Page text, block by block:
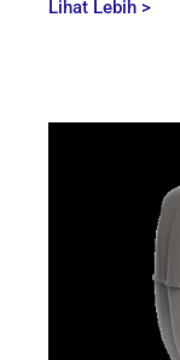
Lihat Lebih >